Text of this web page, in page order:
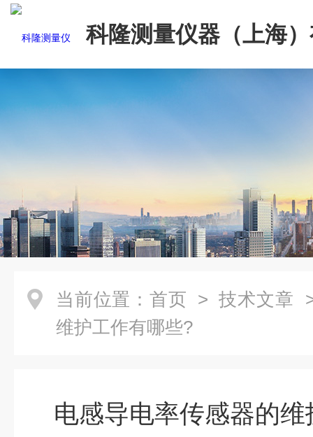
科隆测量仪器（上海
司
当前位置： 首页 > 技术文章
维护工作有哪些?
电感导电率传感器的